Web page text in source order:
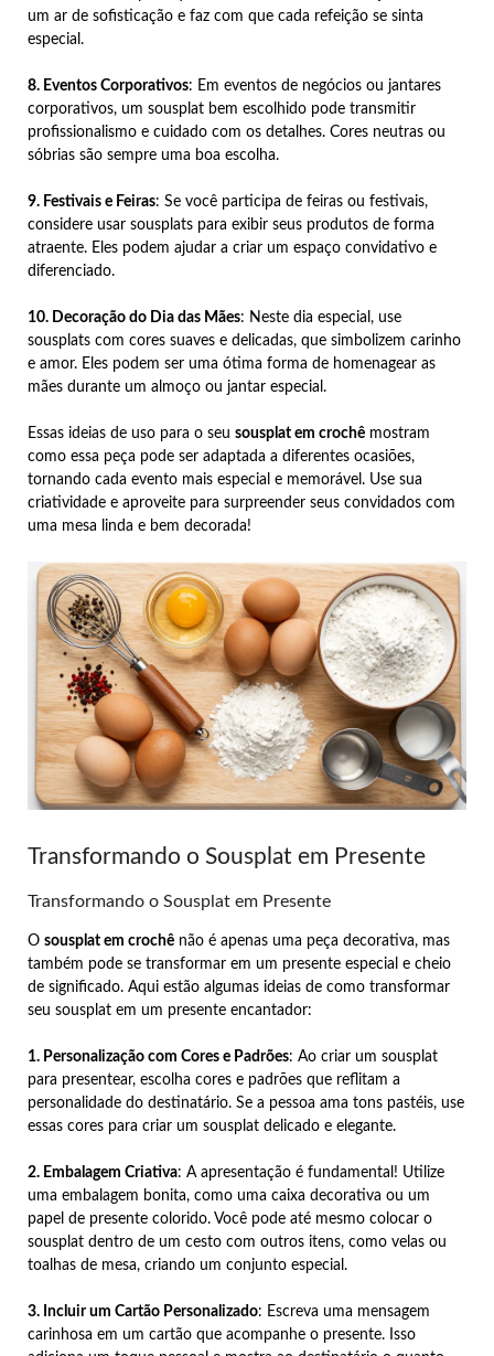
um ar de sofisticação e faz com que cada refeição se sinta
especial.
8. Eventos Corporativos: Em eventos de negócios ou jantares
corporativos, um sousplat bem escolhido pode transmitir
profissionalismo e cuidado com os detalhes. Cores neutras ou
sóbrias são sempre uma boa escolha.
9. Festivais e Feiras: Se você participa de feiras ou festivais,
considere usar sousplats para exibir seus produtos de forma
atraente. Eles podem ajudar a criar um espaço convidativo e
diferenciado.
10. Decoração do Dia das Mães: Neste dia especial, use
sousplats com cores suaves e delicadas, que simbolizem carinho
e amor. Eles podem ser uma ótima forma de homenagear as
mães durante um almoço ou jantar especial.
Essas ideias de uso para o seu sousplat em crochê mostram
como essa peça pode ser adaptada a diferentes ocasiões,
tornando cada evento mais especial e memorável. Use sua
criatividade e aproveite para surpreender seus convidados com
uma mesa linda e bem decorada!
Transformando o Sousplat em Presente
Transformando o Sousplat em Presente
O sousplat em crochê não é apenas uma peça decorativa, mas
também pode se transformar em um presente especial e cheio
de significado. Aqui estão algumas ideias de como transformar
seu sousplat em um presente encantador:
1. Personalização com Cores e Padrões: Ao criar um sousplat
para presentear, escolha cores e padrões que reflitam a
personalidade do destinatário. Se a pessoa ama tons pastéis, use
essas cores para criar um sousplat delicado e elegante.
2. Embalagem Criativa: A apresentação é fundamental! Utilize
uma embalagem bonita, como uma caixa decorativa ou um
papel de presente colorido. Você pode até mesmo colocar o
sousplat dentro de um cesto com outros itens, como velas ou
toalhas de mesa, criando um conjunto especial.
3. Incluir um Cartão Personalizado: Escreva uma mensagem
carinhosa em um cartão que acompanhe o presente. Isso